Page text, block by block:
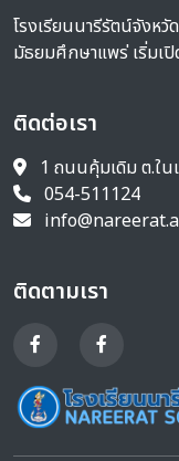
โรงเรียนนารีรัตน์จังห
มัธยมศึกษาแพร่ เริ่มเ
ติดต่อเรา
1 ถนนคุ้มเดิม ต.ใน
054-511124
ติดตามเรา